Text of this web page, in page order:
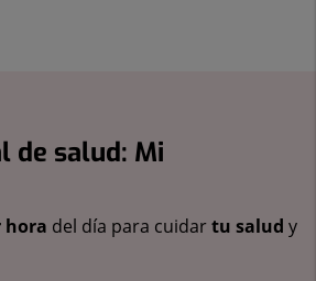
de salud: Mi
hora del día para cuidartu salud y